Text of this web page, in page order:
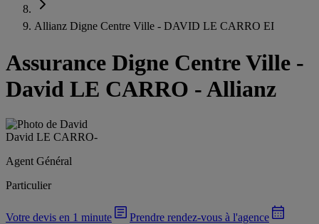
Allianz Digne Centre Ville - DAVID LE CARRO EI
Assurance Digne Centre Ville -
David LE CARRO - Allianz
David LE CARRO-
Agent Général
Particulier
Votre devis en 1 minute Prendre rendez-vous à l'agence